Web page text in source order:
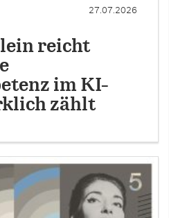
27.07.2026
reicht
im KI-
zählt